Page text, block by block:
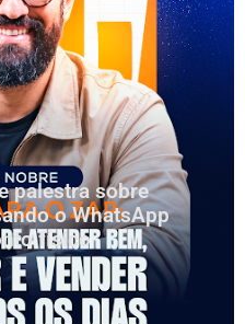
palestra sobre
o WhatsApp
físico